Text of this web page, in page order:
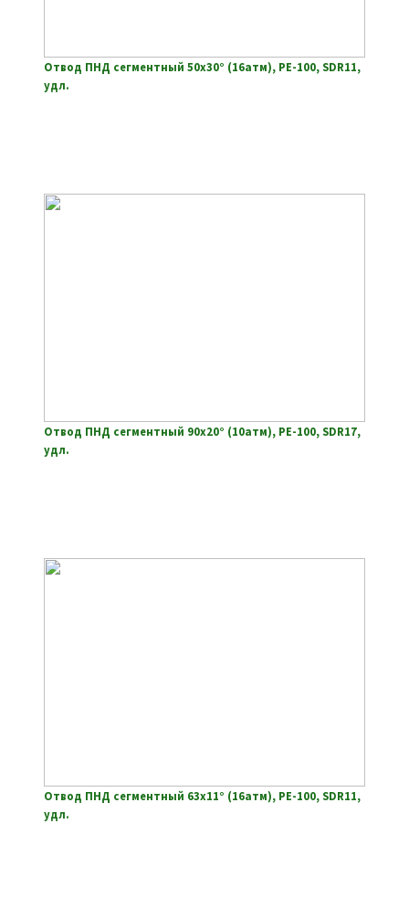
Отвод ПНД сегментный 50х30° (16атм), РЕ-100, SDR11,
удл.
Отвод ПНД сегментный 90х20° (10атм), РЕ-100, SDR17,
удл.
Отвод ПНД сегментный 63х11° (16атм), РЕ-100, SDR11,
удл.